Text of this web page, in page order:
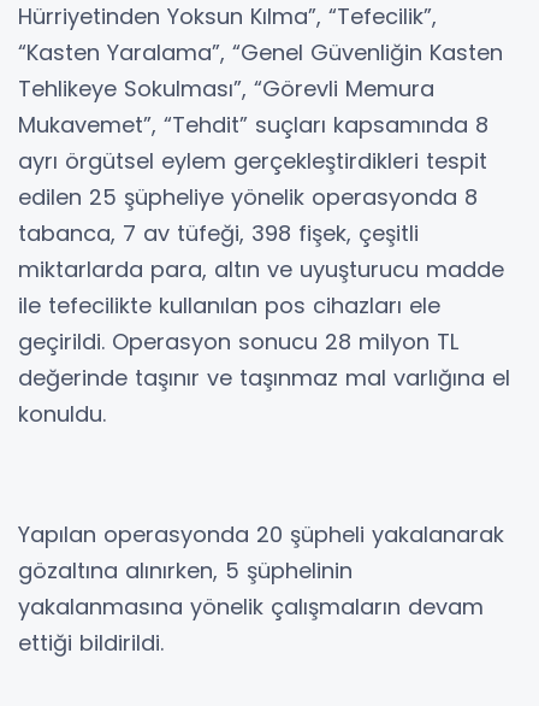
Hürriyetinden Yoksun Kılma”, “Tefecilik”,
“Kasten Yaralama”, “Genel Güvenliğin Kasten
Tehlikeye Sokulması”, “Görevli Memura
Mukavemet”, “Tehdit” suçları kapsamında 8
ayrı örgütsel eylem gerçekleştirdikleri tespit
edilen 25 şüpheliye yönelik operasyonda 8
tabanca, 7 av tüfeği, 398 fişek, çeşitli
miktarlarda para, altın ve uyuşturucu madde
ile tefecilikte kullanılan pos cihazları ele
geçirildi. Operasyon sonucu 28 milyon TL
değerinde taşınır ve taşınmaz mal varlığına el
konuldu.
Yapılan operasyonda 20 şüpheli yakalanarak
gözaltına alınırken, 5 şüphelinin
yakalanmasına yönelik çalışmaların devam
ettiği bildirildi.